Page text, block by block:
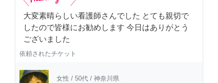
大変素晴らしい看護師さんでした とても親切で
したので皆様にお勧めします 今日はありがとう
ございました
依頼されたチケット
女性 / 50代 / 神奈川県